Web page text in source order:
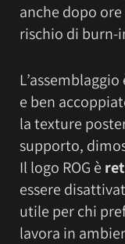
anche dopo
rischio di burn-
e ben
la texture
supporto,
Il logo ROG è
essere
utile per chi
lavora in